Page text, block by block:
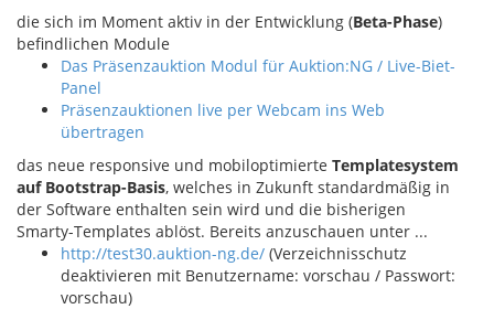
die sich im Moment aktiv in der Entwicklung (Beta-Phase)
befindlichen Module
Das Präsenzauktion Modul für Auktion:NG / Live-Biet-
Panel
Präsenzauktionen live per Webcam ins Web
übertragen
das neue responsive und mobiloptimierte Templatesystem
auf Bootstrap-Basis, welches in Zukunft standardmäßig in
der Software enthalten sein wird und die bisherigen
Smarty-Templates ablöst. Bereits anzuschauen unter ...
http://test30.auktion-ng.de/ (Verzeichnisschutz
deaktivieren mit Benutzername: vorschau / Passwort:
vorschau)